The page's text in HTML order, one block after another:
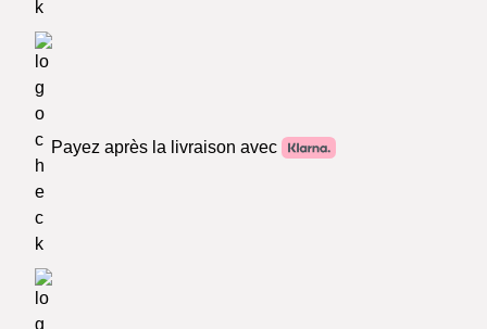
Payez après la livraison avec